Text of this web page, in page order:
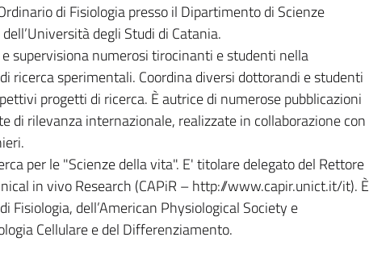
di Fisiologia presso il Dipartimento di Scienze
degli Studi di Catania.
supervisiona numerosi tirocinanti e studenti nella
ricerca sperimentali. Coordina diversi dottorandi e studenti
progetti di ricerca. È autrice di numerose pubblicazioni
di rilevanza internazionale, realizzate in collaborazione con
per le "Scienze della vita". E' titolare delegato del Rettore
in vivo Research (CAPiR – http://www.capir.unict.it/it). È
Fisiologia, dell’American Physiological Society e
Cellulare e del Differenziamento.